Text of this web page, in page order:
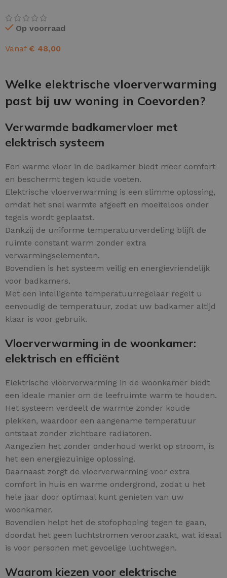
Op voorraad
Vanaf € 48,00
Welke elektrische vloerverwarming
past bij uw woning in Coevorden?
Verwarmde badkamervloer met
elektrisch systeem
Een warme vloer in de badkamer biedt meer comfort
en beschermt tegen koude voeten.
Elektrische vloerverwarming is een slimme oplossing,
omdat het snel warmte afgeeft en moeiteloos onder
tegels wordt geplaatst.
Dankzij de uniforme temperatuurverdeling blijft de
ruimte constant warm zonder extra
verwarmingselementen.
Bovendien is het systeem veilig en energievriendelijk
voor badkamers.
Met een intelligente temperatuurregelaar regelt u
eenvoudig de temperatuur, zodat uw badkamer altijd
klaar is voor gebruik.
Vloerverwarming in de woonkamer:
elektrisch en efficiënt
Elektrische vloerverwarming in de woonkamer biedt
een ideale manier om de leefruimte warm te houden.
Het systeem verdeelt de warmte zonder koude
plekken, waardoor een aangename temperatuur
ontstaat zonder zichtbare radiatoren.
Aangezien het zonder onderhoud werkt op stroom, is
het een energiezuinige oplossing.
Daarnaast zorgt de vloerverwarming voor extra
comfort in huis en warme ondergrond, zodat u het
hele jaar door optimaal kunt genieten van uw
woonkamer.
Bovendien helpt het de stofophoping tegen te gaan,
doordat het geen luchtstromen veroorzaakt, wat ideaal
is voor personen met gevoelige luchtwegen.
Waarom kiezen voor elektrische